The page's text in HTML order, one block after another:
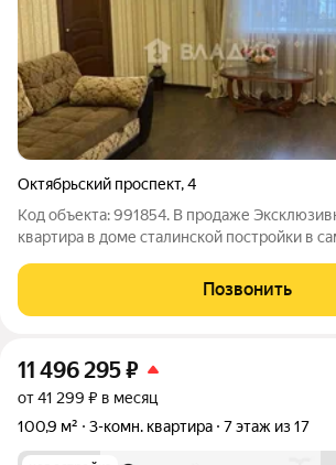
Октябрьский проспект,4
Код объекта: 991854. В продаже
квартира в доме сталинской постройки в
открывается прекрасная панорама города:
Храм Святого Розария
Позвонить
11 496 295₽
от 41 299 ₽ в месяц
100,9 м²
3-комн. квартира 7 этаж из 17